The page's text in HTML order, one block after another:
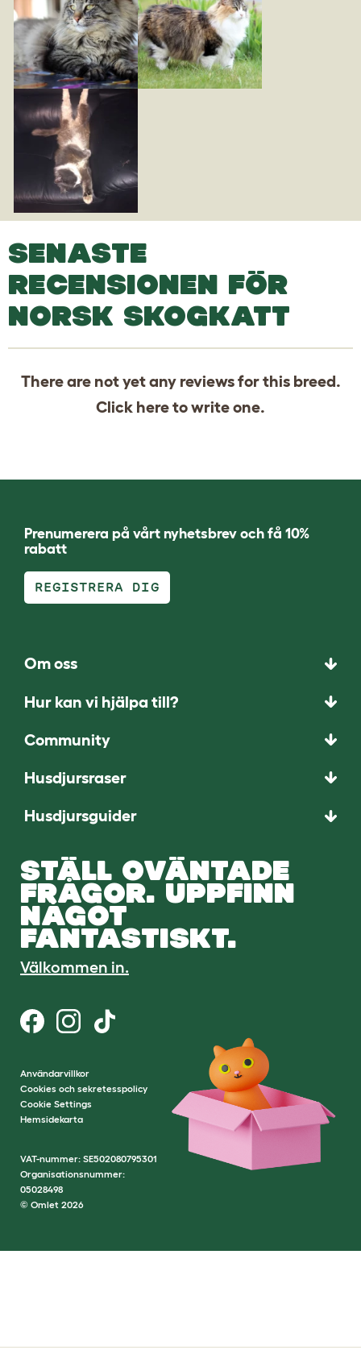
SENASTE
RECENSIONEN FÖR
NORSK SKOGKATT
There are not yet any reviews for this breed.
Click hereto write one.
Prenumerera på vårt nyhetsbrev och få 10%
rabatt
REGISTRERA DIG
Om oss
Hur kan vi hjälpa till?
Community
Husdjursraser
Husdjursguider
STÄLL OVÄNTADE
FRÅGOR. UPPFINN
NÅGOT
FANTASTISKT.
Välkommen in.
Användarvillkor
Cookies och sekretesspolicy
Cookie Settings
Hemsidekarta
VAT-nummer: SE502080795301
Organisationsnummer:
05028498
© Omlet 2026